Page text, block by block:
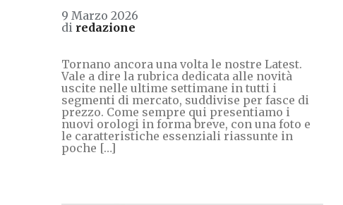
9 Marzo 2026
di redazione
Tornano ancora una volta le nostre Latest.
Vale a dire la rubrica dedicata alle novità
uscite nelle ultime settimane in tutti i
segmenti di mercato, suddivise per fasce di
prezzo. Come sempre qui presentiamo i
nuovi orologi in forma breve, con una foto e
le caratteristiche essenziali riassunte in
poche […]